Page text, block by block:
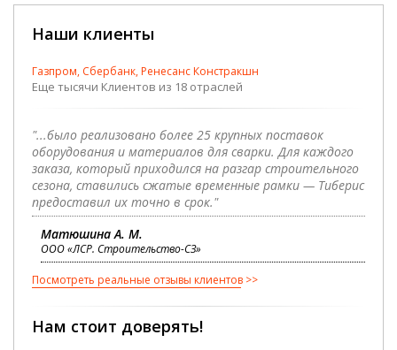
Наши клиенты
Газпром, Сбербанк, Ренесанс Констракшн
Еще тысячи Клиентов из 18 отраслей
"...было реализовано более 25 крупных поставок
оборудования и материалов для сварки. Для каждого
заказа, который приходился на разгар строительного
сезона, ставились сжатые временные рамки — Тиберис
предоставил их точно в срок."
Матюшина А. М.
ООО «ЛСР. Строительство-СЗ»
Посмотреть реальные отзывы клиентов
Нам стоит доверять!